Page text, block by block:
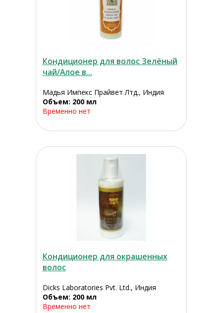
Кондиционер для волос Зелёный
чай/Алое в...
Мадья Импекс Прайвет Лтд., Индия
Объем: 200 мл
Временно нет
Кондиционер для окрашенных
волос
Dicks Laboratories Pvt. Ltd., Индия
Объем: 200 мл
Временно нет